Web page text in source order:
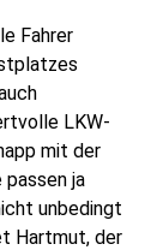
Fahrer
LKW-
mit der
passen ja
unbedingt
Hartmut, der